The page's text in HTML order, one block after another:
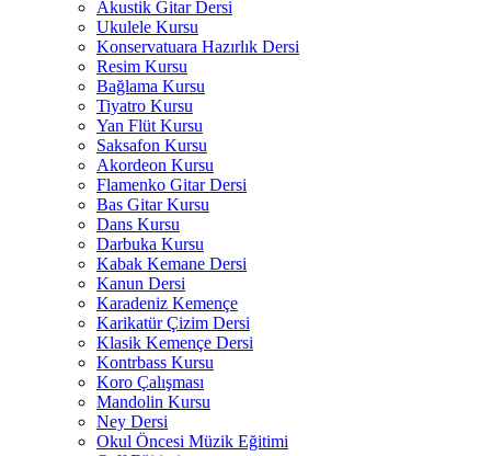
Akustik Gitar Dersi
Ukulele Kursu
Konservatuara Hazırlık Dersi
Resim Kursu
Bağlama Kursu
Tiyatro Kursu
Yan Flüt Kursu
Saksafon Kursu
Akordeon Kursu
Flamenko Gitar Dersi
Bas Gitar Kursu
Dans Kursu
Darbuka Kursu
Kabak Kemane Dersi
Kanun Dersi
Karadeniz Kemençe
Karikatür Çizim Dersi
Klasik Kemençe Dersi
Kontrbass Kursu
Koro Çalışması
Mandolin Kursu
Ney Dersi
Okul Öncesi Müzik Eğitimi